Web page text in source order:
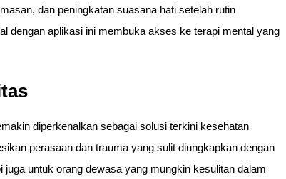
dan peningkatan suasana hati setelah rutin
dengan aplikasi ini membuka akses ke terapi mental yang
diperkenalkan sebagai solusi terkini kesehatan
perasaan dan trauma yang sulit diungkapkan dengan
untuk orang dewasa yang mungkin kesulitan dalam